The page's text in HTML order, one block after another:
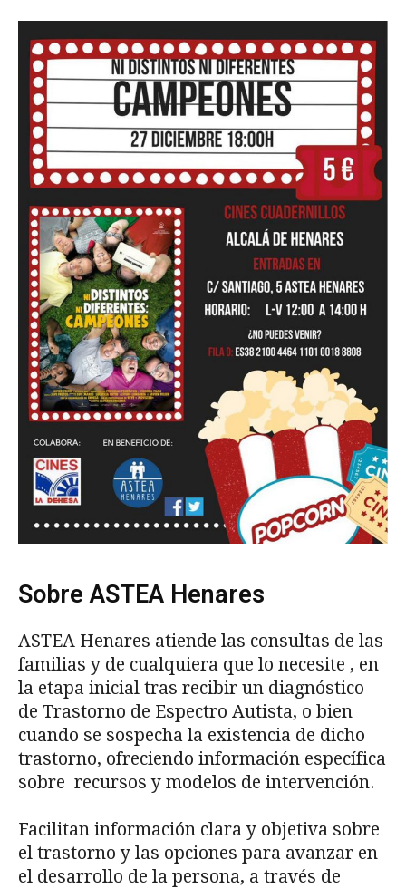
Sobre ASTEA Henares
ASTEA Henares atiende las consultas de las
familias y de cualquiera que lo necesite , en
la etapa inicial tras recibir un diagnóstico
de Trastorno de Espectro Autista, o bien
cuando se sospecha la existencia de dicho
trastorno, ofreciendo información específica
sobre recursos y modelos de intervención.
Facilitan información clara y objetiva sobre
el trastorno y las opciones para avanzar en
el desarrollo de la persona, a través de